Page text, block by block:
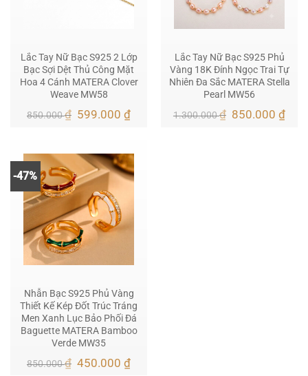
Lắc Tay Nữ Bạc S925 2 Lớp
Bạc Sợi Dệt Thủ Công Mặt
Hoa 4 Cánh MATERA Clover
Weave MW58
850.000₫ Giá
599.000₫Giá
599.000 ₫.
Lắc Tay Nữ Bạc S925 Phủ
Vàng 18K Đính Ngọc Trai Tự
Nhiên Đa Sắc MATERA Stella
Pearl MW56
1.300.000₫ Giá
850.000₫Giá
-47%
Nhẫn Bạc S925 Phủ Vàng
Thiết Kế Kép Đốt Trúc Tráng
Men Xanh Lục Bảo Phối Đá
Baguette MATERA Bamboo
Verde MW35
850.000₫ Giá
450.000₫Giá